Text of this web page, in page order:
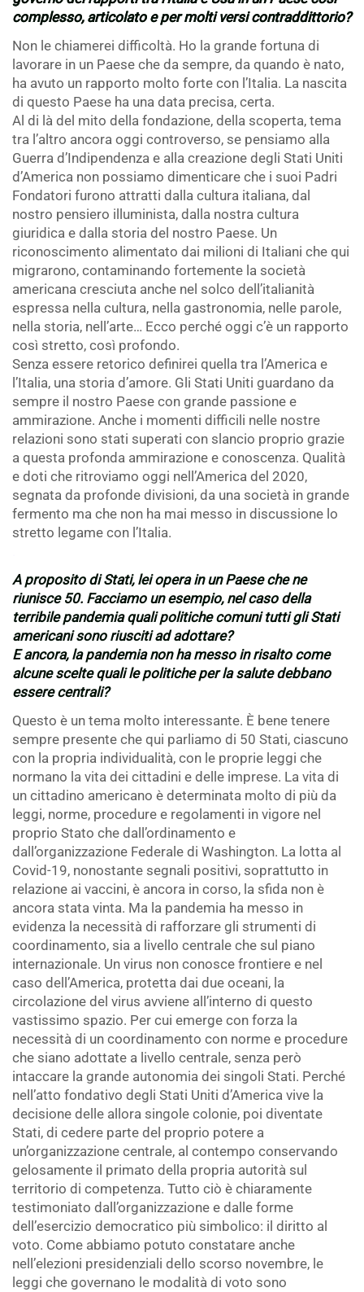
complesso, articolato e per molti versi contraddittorio?
Non le chiamerei difficoltà. Ho la grande fortuna di
lavorare in un Paese che da sempre, da quando è nato,
ha avuto un rapporto molto forte con l’Italia. La nascita
di questo Paese ha una data precisa, certa.
Al di là del mito della fondazione, della scoperta, tema
tra l’altro ancora oggi controverso, se pensiamo alla
Guerra d’Indipendenza e alla creazione degli Stati Uniti
d’America non possiamo dimenticare che i suoi Padri
Fondatori furono attratti dalla cultura italiana, dal
nostro pensiero illuminista, dalla nostra cultura
giuridica e dalla storia del nostro Paese. Un
riconoscimento alimentato dai milioni di Italiani che qui
migrarono, contaminando fortemente la società
americana cresciuta anche nel solco dell’italianità
espressa nella cultura, nella gastronomia, nelle parole,
nella storia, nell’arte… Ecco perché oggi c’è un rapporto
così stretto, così profondo.
Senza essere retorico definirei quella tra l’America e
l’Italia, una storia d’amore. Gli Stati Uniti guardano da
sempre il nostro Paese con grande passione e
ammirazione. Anche i momenti difficili nelle nostre
relazioni sono stati superati con slancio proprio grazie
a questa profonda ammirazione e conoscenza. Qualità
e doti che ritroviamo oggi nell’America del 2020,
segnata da profonde divisioni, da una società in grande
fermento ma che non ha mai messo in discussione lo
stretto legame con l’Italia.
A proposito di Stati, lei opera in un Paese che ne
riunisce 50. Facciamo un esempio, nel caso della
terribile pandemia quali politiche comuni tutti gli Stati
americani sono riusciti ad adottare?
E ancora, la pandemia non ha messo in risalto come
alcune scelte quali le politiche per la salute debbano
essere centrali?
Questo è un tema molto interessante. È bene tenere
sempre presente che qui parliamo di 50 Stati, ciascuno
con la propria individualità, con le proprie leggi che
normano la vita dei cittadini e delle imprese. La vita di
un cittadino americano è determinata molto di più da
leggi, norme, procedure e regolamenti in vigore nel
proprio Stato che dall’ordinamento e
dall’organizzazione Federale di Washington. La lotta al
Covid-19, nonostante segnali positivi, soprattutto in
relazione ai vaccini, è ancora in corso, la sfida non è
ancora stata vinta. Ma la pandemia ha messo in
evidenza la necessità di rafforzare gli strumenti di
coordinamento, sia a livello centrale che sul piano
internazionale. Un virus non conosce frontiere e nel
caso dell’America, protetta dai due oceani, la
circolazione del virus avviene all’interno di questo
vastissimo spazio. Per cui emerge con forza la
necessità di un coordinamento con norme e procedure
che siano adottate a livello centrale, senza però
intaccare la grande autonomia dei singoli Stati. Perché
nell’atto fondativo degli Stati Uniti d’America vive la
decisione delle allora singole colonie, poi diventate
Stati, di cedere parte del proprio potere a
un’organizzazione centrale, al contempo conservando
gelosamente il primato della propria autorità sul
territorio di competenza. Tutto ciò è chiaramente
testimoniato dall’organizzazione e dalle forme
dell’esercizio democratico più simbolico: il diritto al
voto. Come abbiamo potuto constatare anche
nell’elezioni presidenziali dello scorso novembre, le
leggi che governano le modalità di voto sono